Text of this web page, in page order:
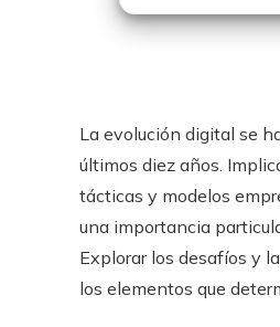
La evolución digital se
últimos diez años.
tácticas y modelos
una importancia
Explorar los desafíos y
los elementos que